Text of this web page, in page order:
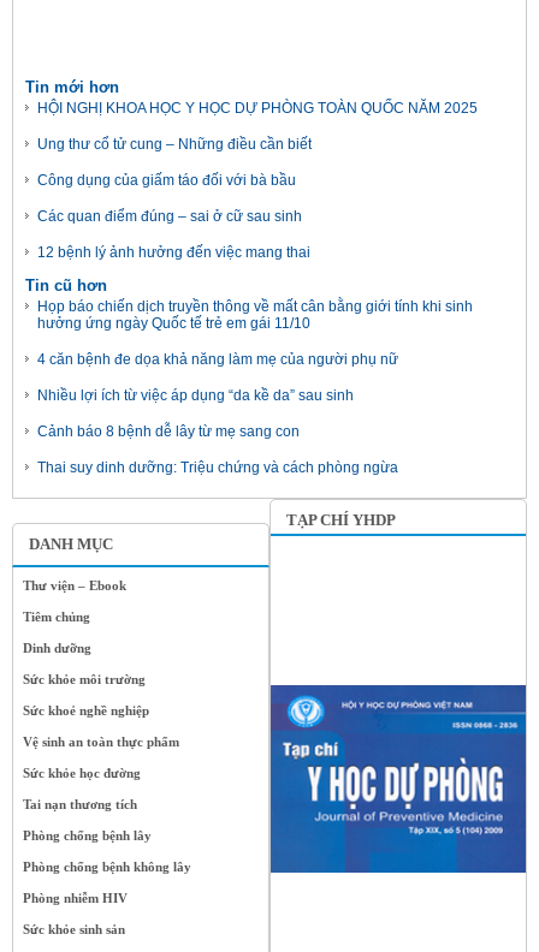
DANH MỤC
Thư viện – Ebook
Tiêm chủng
Dinh dưỡng
Sức khỏe môi trường
Sức khoẻ nghề nghiệp
Vệ sinh an toàn thực phẩm
Sức khỏe học đường
Tai nạn thương tích
Phòng chống bệnh lây
Phòng chống bệnh không lây
Phòng nhiễm HIV
Sức khỏe sinh sản
Tin mới hơn
HỘI NGHỊ KHOA HỌC Y HỌC DỰ PHÒNG TOÀN QUỐC NĂM 2025
Ung thư cổ tử cung – Những điều cần biết
Công dụng của giấm táo đối với bà bầu
Các quan điểm đúng – sai ở cữ sau sinh
12 bệnh lý ảnh hưởng đến việc mang thai
Tin cũ hơn
Họp báo chiến dịch truyền thông về mất cân bằng giới tính khi sinh
hưởng ứng ngày Quốc tế trẻ em gái 11/10
4 căn bệnh đe dọa khả năng làm mẹ của người phụ nữ
Nhiều lợi ích từ việc áp dụng “da kề da” sau sinh
Cảnh báo 8 bệnh dễ lây từ mẹ sang con
Thai suy dinh dưỡng: Triệu chứng và cách phòng ngừa
TẠP CHÍ YHDP